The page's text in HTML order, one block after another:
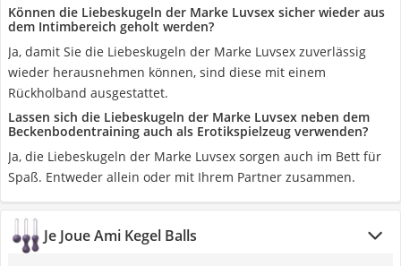
Können die Liebeskugeln der Marke Luvsex sicher wieder aus
dem Intimbereich geholt werden?
Ja, damit Sie die Liebeskugeln der Marke Luvsex zuverlässig
wieder herausnehmen können, sind diese mit einem
Rückholband ausgestattet.
Lassen sich die Liebeskugeln der Marke Luvsex neben dem
Beckenbodentraining auch als Erotikspielzeug verwenden?
Ja, die Liebeskugeln der Marke Luvsex sorgen auch im Bett für
Spaß. Entweder allein oder mit Ihrem Partner zusammen.
Je Joue Ami Kegel Balls